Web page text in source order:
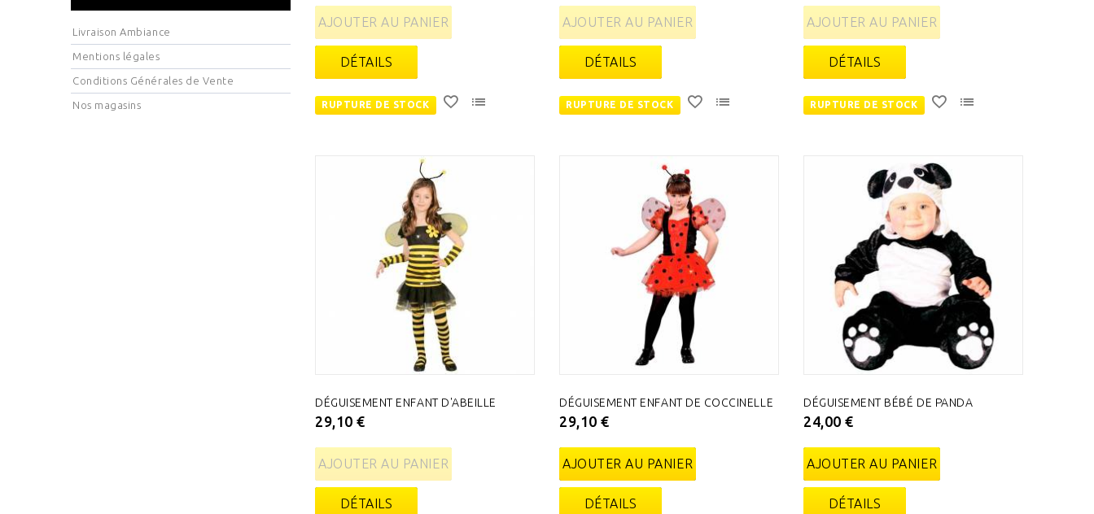
AJOUTER AU PANIER
DÉTAILS
RUPTURE DE STOCK
AJOUTER AU PANIER
DÉTAILS
RUPTURE DE STOCK
AJOUTER AU PANIER
DÉTAILS
RUPTURE DE STOCK
DÉGUISEMENT ENFANT D'ABEILLE
29,10 €
AJOUTER AU PANIER
DÉTAILS
DÉGUISEMENT ENFANT DE COCCINELLE
29,10 €
AJOUTER AU PANIER
DÉTAILS
DÉGUISEMENT BÉBÉ DE PANDA
24,00 €
AJOUTER AU PANIER
DÉTAILS
Livraison Ambiance
Mentions légales
Conditions Générales de Vente
Nos magasins